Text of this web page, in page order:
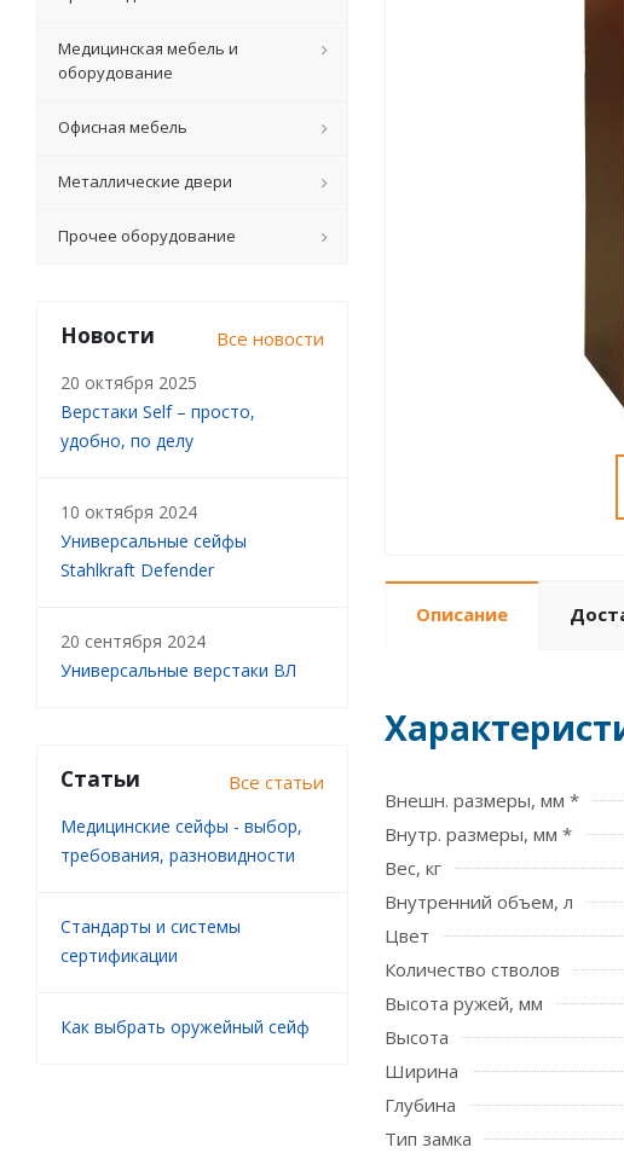
Описание
Внешн. размеры, мм *
Внутр. размеры, мм *
Вес, кг
Внутренний объем, л
Цвет
Количество стволов
Высота ружей, мм
Высота
Ширина
Глубина
Тип замка
Медицинская мебель и
оборудование
Офисная мебель
Металлические двери
Прочее оборудование
Новости Все новости
20 октября 2025
Верстаки Self – просто,
удобно, по делу
10 октября 2024
Универсальные сейфы
Stahlkraft Defender
20 сентября 2024
Универсальные верстаки ВЛ
Статьи Все статьи
Медицинские сейфы - выбор,
требования, разновидности
Стандарты и системы
сертификации
Как выбрать оружейный сейф